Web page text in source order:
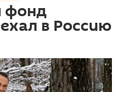
фонд
в Россию